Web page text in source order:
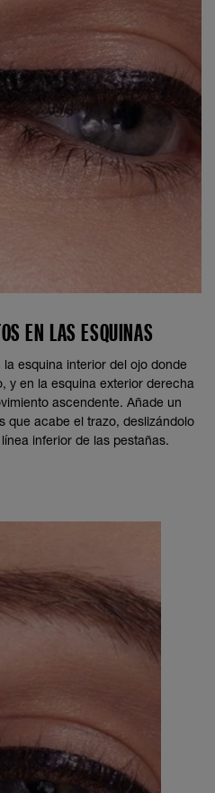
EN LAS ESQUINAS
esquina interior del ojo donde
y en la esquina exterior derecha
ascendente. Añade un
que acabe el trazo, deslizándolo
inferior de las pestañas.